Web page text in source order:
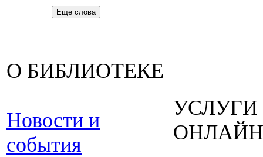
Еще слова
О БИБЛИОТЕКЕ
Новости и
события
УСЛУГИ
ОНЛАЙН